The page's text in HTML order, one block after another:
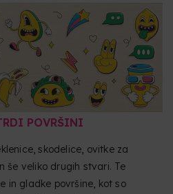
POVRŠINI
skodelice, ovitke za
še veliko drugih stvari. Te
in gladke površine, kot so